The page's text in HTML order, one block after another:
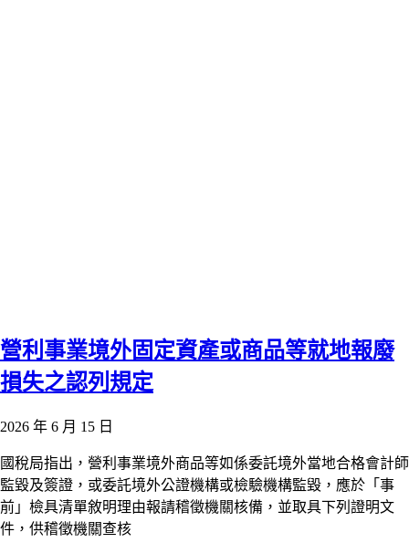
營利事業境外固定資產或商品等就地報廢
損失之認列規定
2026 年 6 月 15 日
國稅局指出，營利事業境外商品等如係委託境外當地合格會計師
監毀及簽證，或委託境外公證機構或檢驗機構監毀，應於「事
前」檢具清單敘明理由報請稽徵機關核備，並取具下列證明文
件，供稽徵機關查核